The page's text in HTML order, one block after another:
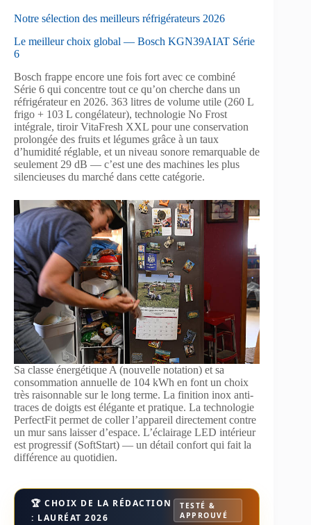
Notre sélection des meilleurs réfrigérateurs 2026
Le meilleur choix global — Bosch KGN39AIAT Série
6
Bosch frappe encore une fois fort avec ce combiné
Série 6 qui concentre tout ce qu’on cherche dans un
réfrigérateur en 2026. 363 litres de volume utile (260 L
frigo + 103 L congélateur), technologie No Frost
intégrale, tiroir VitaFresh XXL pour une conservation
prolongée des fruits et légumes grâce à un taux
d’humidité réglable, et un niveau sonore remarquable de
seulement 29 dB — c’est une des machines les plus
silencieuses du marché dans cette catégorie.
Sa classe énergétique A (nouvelle notation) et sa
consommation annuelle de 104 kWh en font un choix
très raisonnable sur le long terme. La finition inox anti-
traces de doigts est élégante et pratique. La technologie
PerfectFit permet de coller l’appareil directement contre
un mur sans laisser d’espace. L’éclairage LED intérieur
est progressif (SoftStart) — un détail confort qui fait la
différence au quotidien.
🏆 CHOIX DE LA RÉDACTION
: LAURÉAT 2026
TESTÉ &
APPROUVÉ